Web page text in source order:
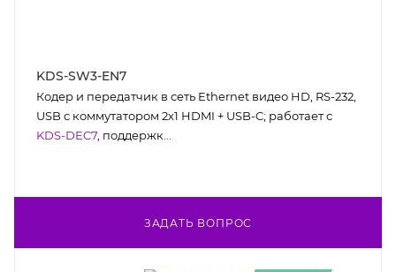
KDS-SW3-EN7
Кодер и передатчик в сеть Ethernet видео HD, RS-232,
USB с коммутатором 2х1 HDMI + USB-C; работает с
KDS-DEC7 , поддержк...
ЗАДАТЬ ВОПРОС